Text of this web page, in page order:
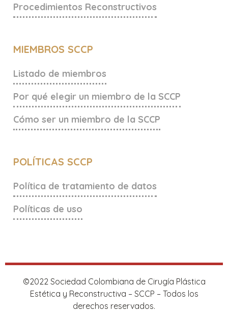
Procedimientos Reconstructivos
MIEMBROS SCCP
Listado de miembros
Por qué elegir un miembro de la SCCP
Cómo ser un miembro de la SCCP
POLÍTICAS SCCP
Política de tratamiento de datos
Políticas de uso
©2022 Sociedad Colombiana de Cirugía Plástica
Estética y Reconstructiva – SCCP – Todos los
derechos reservados.